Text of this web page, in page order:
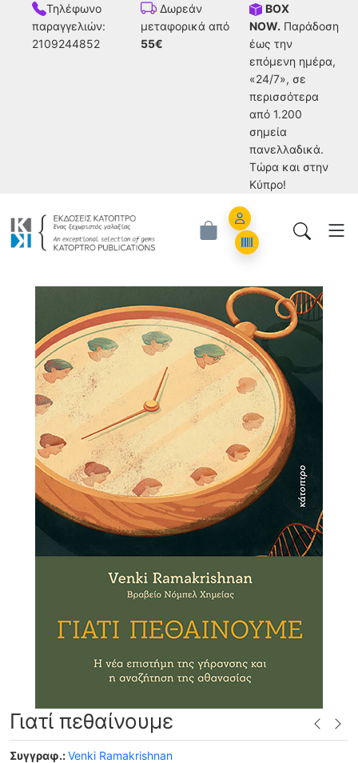
Τηλέφωνο
παραγγελιών:
2109244852
Δωρεάν
μεταφορικά από
55€
BOX
NOW. Παράδοση
έως την
επόμενη ημέρα,
«24/7», σε
περισσότερα
από 1.200
σημεία
πανελλαδικά.
Tώρα και στην
Κύπρο!
Account
Orders
Γιατί πεθαίνουμε
Συγγραφ.:Venki Ramakrishnan